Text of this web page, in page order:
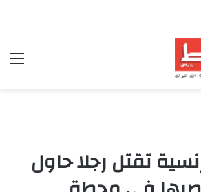
تقتل رجلا حاول